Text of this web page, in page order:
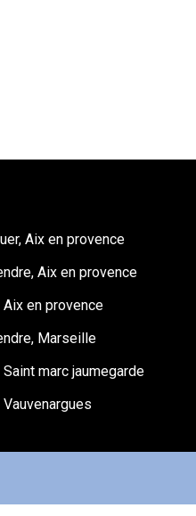
Aix en provence
Aix en provence
en provence
Marseille
marc jaumegarde